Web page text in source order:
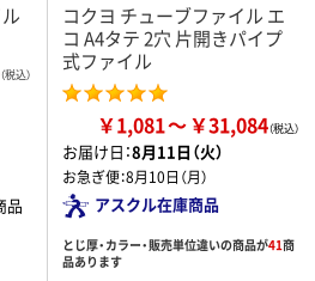
（税込）
品
コクヨ チューブファイル エ
コ A4タテ 2穴 片開きパイプ
式ファイル
￥1,081 ￥31,084
お届け日：8月11日（火）
お急ぎ便：8月10日（月）
アスクル在庫商品
とじ厚・カラー・販売単位違いの商品が41商
品あります